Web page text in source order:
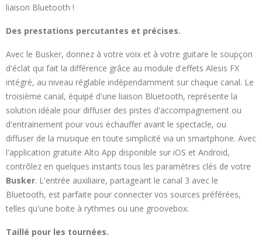
liaison Bluetooth !
Des prestations percutantes et précises.
Avec le Busker, donnez à votre voix et à votre guitare le soupçon
d'éclat qui fait la différence grâce au module d'effets Alesis FX
intégré, au niveau réglable indépendamment sur chaque canal. Le
troisième canal, équipé d'une liaison Bluetooth, représente la
solution idéale pour diffuser des pistes d'accompagnement ou
d'entrainement pour vous échauffer avant le spectacle, ou
diffuser de la musique en toute simplicité via un smartphone. Avec
l'application gratuite Alto App disponible sur iOS et Android,
contrôlez en quelques instants tous les paramètres clés de votre
Busker. L'entrée auxiliaire, partageant le canal 3 avec le
Bluetooth, est parfaite pour connecter vos sources préférées,
telles qu'une boite à rythmes ou une groovebox.
Taillé pour les tournées.